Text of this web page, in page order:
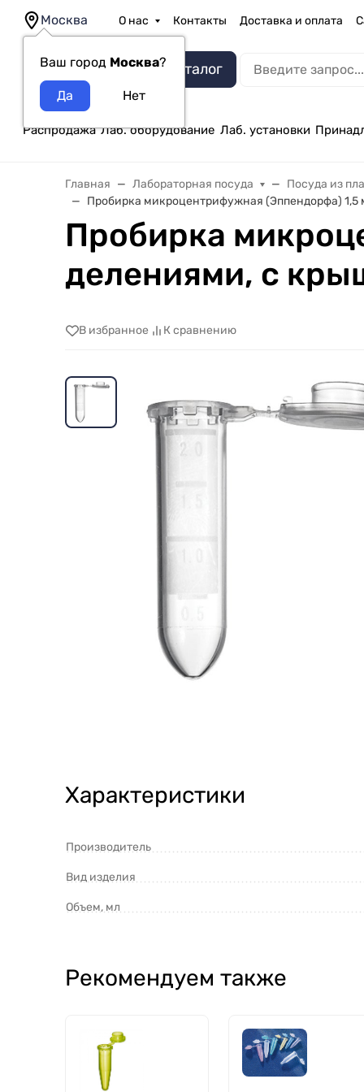
Москва
Ваш город Москва?
О нас Контакты Доставка и оплата
Каталог
Распродажа Лаб. оборудование Лаб. установки
Главная Лабораторная посуда Посуда из
Пробирка микроцентрифужная (Эппендорфа) 1,5
Пробирка
делениями, с
В избранное К сравнению
Характеристики
Производитель
Вид изделия
Объем, мл
Рекомендуем также